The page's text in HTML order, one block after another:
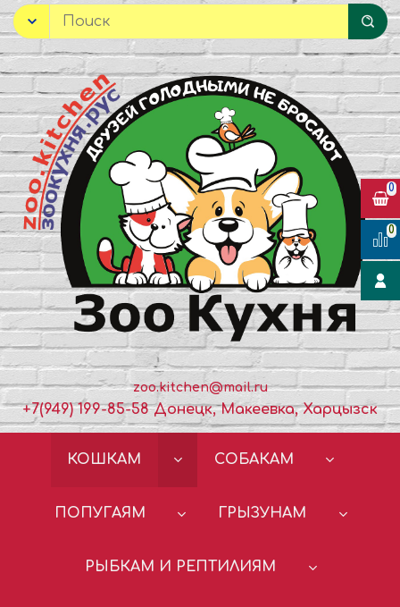
zoo.kitchen@mail.ru
+7(949) 199-85-58 Донецк, Макеевка, Харцызск
КОШКАМ СОБАКАМ
ПОПУГАЯМ ГРЫЗУНАМ
РЫБКАМ И РЕПТИЛИЯМ
0
0